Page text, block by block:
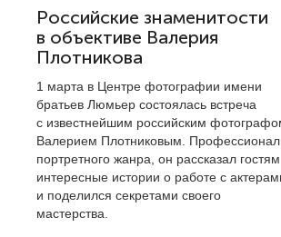
Российские знаменитости
в объективе Валерия
Плотникова
1 марта в Центре фотографии имени
братьев Люмьер состоялась встреча
с известнейшим российским
Валерием Плотниковым. Профессионал
портретного жанра, он рассказал гостям
интересные истории о работе с
и поделился секретами своего
мастерства.